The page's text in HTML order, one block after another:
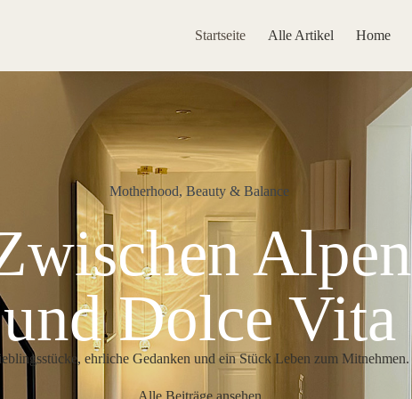
Startseite Alle Artikel Home
Motherhood, Beauty & Balance
Alpen
und Dolce Vita
ehrliche Gedanken und ein Stück Leben zum Mitnehmen.
Alle Beiträge ansehen